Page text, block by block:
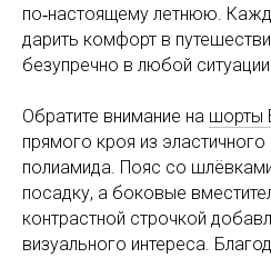
по‑настоящему летнюю.
дарить комфорт в
безупречно в любой
Обратите внимание на шорты
прямого кроя из
полиамида. Пояс со
посадку, а боковые
контрастной строчкой
визуального интереса.